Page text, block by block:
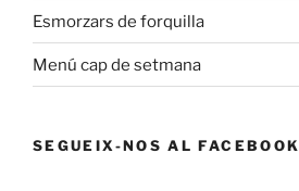
Esmorzars de forquilla
Menú cap de setmana
SEGUEIX-NOS AL FACEBOOK